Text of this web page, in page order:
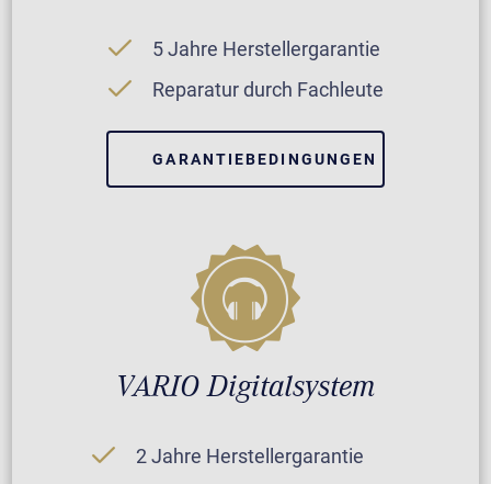
5 Jahre Herstellergarantie
Reparatur durch Fachleute
GARANTIEBEDINGUNGEN
VARIO Digitalsystem
2 Jahre Herstellergarantie